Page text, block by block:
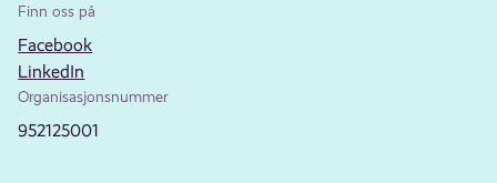
Finn oss på
Facebook
LinkedIn
Organisasjonsnummer
952125001